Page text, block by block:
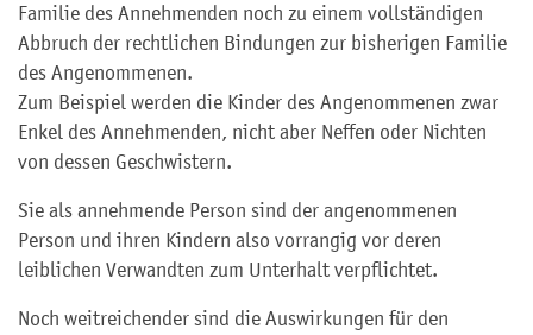
Familie des Annehmenden noch zu einem vollständigen
Abbruch der rechtlichen Bindungen zur bisherigen Familie
des Angenommenen.
Zum Beispiel werden die Kinder des Angenommenen zwar
Enkel des Annehmenden, nicht aber Neffen oder Nichten
von dessen Geschwistern.
Sie als annehmende Person sind der angenommenen
Person und ihren Kindern also vorrangig vor deren
leiblichen Verwandten zum Unterhalt verpflichtet.
Noch weitreichender sind die Auswirkungen für den